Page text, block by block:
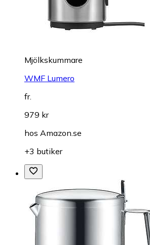
Mjölkskummare
WMF Lumero
fr.
979 kr
hos Amazon.se
+3 butiker